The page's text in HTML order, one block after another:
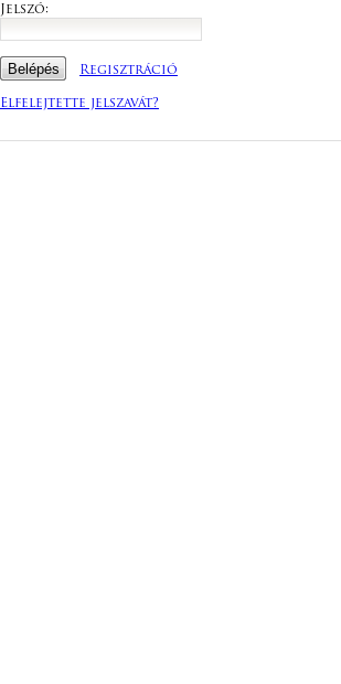
Jelszó:
Regisztráció
Elfelejtette jelszavát?